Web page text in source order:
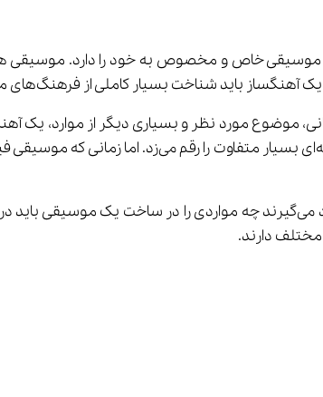
است و هر فرهنگی، موسیقی خاص و مخصوص به خود را